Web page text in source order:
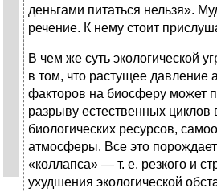
деньгами питаться нельзя».
речение. К нему стоит
В чем же суть экологической
в том, что растущее давление
факторов на биосферу может
разрыву есте­ственных циклов
биологических ресур­сов,
атмосферы. Все это
«коллапса» — т. е. резкого и
ухудшения экологической